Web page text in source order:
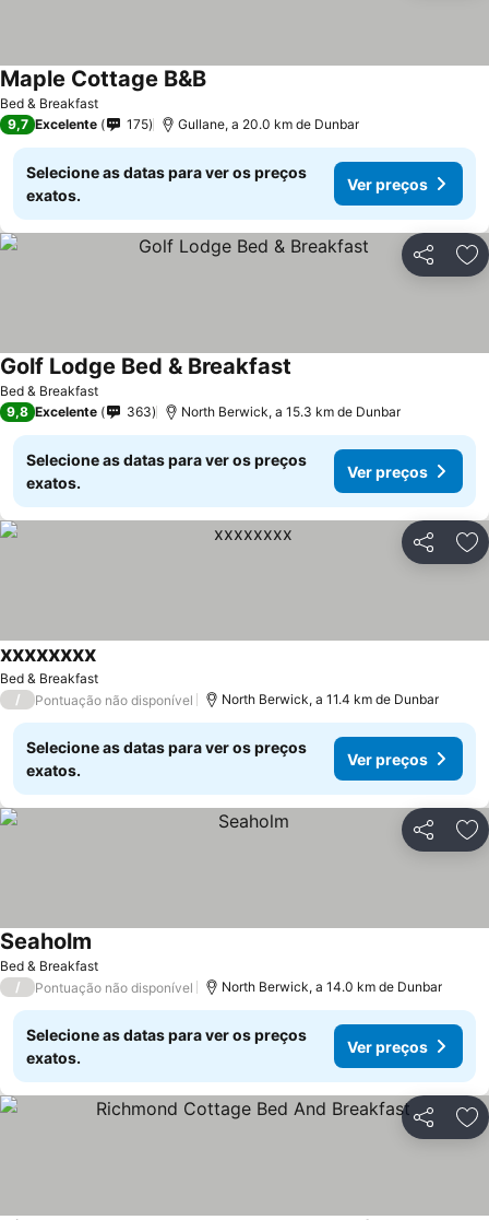
Bed & Breakfast
Maple Cottage B&B
9,7 Excelente 175 Gullane, a 20.0 km de Dunbar
Selecione as datas para ver os preços
exatos.
Ver preços
Partilhar
Bed & Breakfast
Golf Lodge Bed & Breakfast
9,8 Excelente 363 North Berwick, a 15.3 km de Dunbar
Selecione as datas para ver os preços
exatos.
Ver preços
Partilhar
Bed & Breakfast
xxxxxxxx
/ Pontuação não disponível North Berwick, a 11.4 km de Dunbar
Selecione as datas para ver os preços
exatos.
Ver preços
Partilhar
Bed & Breakfast
Seaholm
/ Pontuação não disponível North Berwick, a 14.0 km de Dunbar
Selecione as datas para ver os preços
exatos.
Ver preços
Partilhar